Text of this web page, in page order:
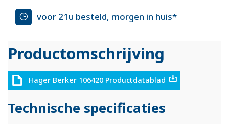
voor 21u besteld, morgen in huis*
Productomschrijving
Hager Berker 106420 Productdatablad
Technische specificaties